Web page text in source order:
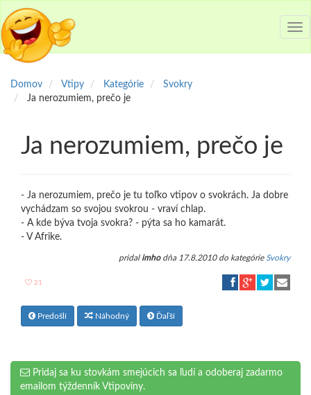
Domov Vtipy Kategórie
Svokry
Ja nerozumiem, prečo je
Ja nerozumiem, prečo je
- Ja nerozumiem, prečo je tu toľko vtipov o svokrách. Ja dobre
vychádzam so svojou svokrou - vraví chlap.
- A kde býva tvoja svokra? - pýta sa ho kamarát.
- V Afrike.
pridal imhodňa 17.8.2010 do kategórie Svokry
21
Predošlí Náhodný Ďaľší
Pridaj sa ku stovkám smejúcich sa ľudí a odoberaj zadarmo
emailom týždenník Vtipoviny.